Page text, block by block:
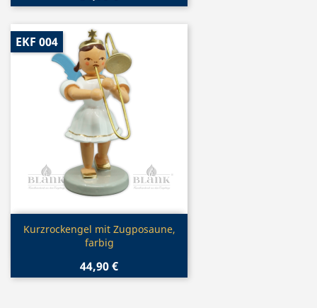
Vorschau
Kurzrockengel mit Zugposaune,
farbig
44,90 €
EKF 004